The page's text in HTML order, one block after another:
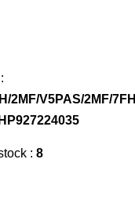
2MF/V5PAS/2MF/7FH
: 8